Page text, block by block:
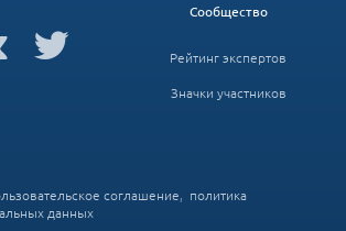
Сообщество
Рейтинг экспертов
Значки участников
соглашение, политика
данных